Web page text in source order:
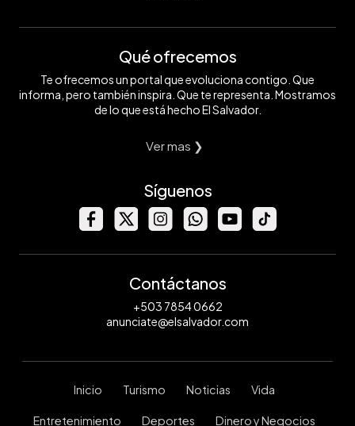
Qué ofrecemos
Te ofrecemos un portal que evoluciona contigo. Que
informa, pero también inspira. Que te representa. Mostramos
de lo que está hecho El Salvador.
Ver mas ❯
Síguenos
Contáctanos
+503 7854 0662
anunciate@elsalvador.com
Inicio Turismo Noticias Vida
Entretenimiento Deportes Dinero y Negocios